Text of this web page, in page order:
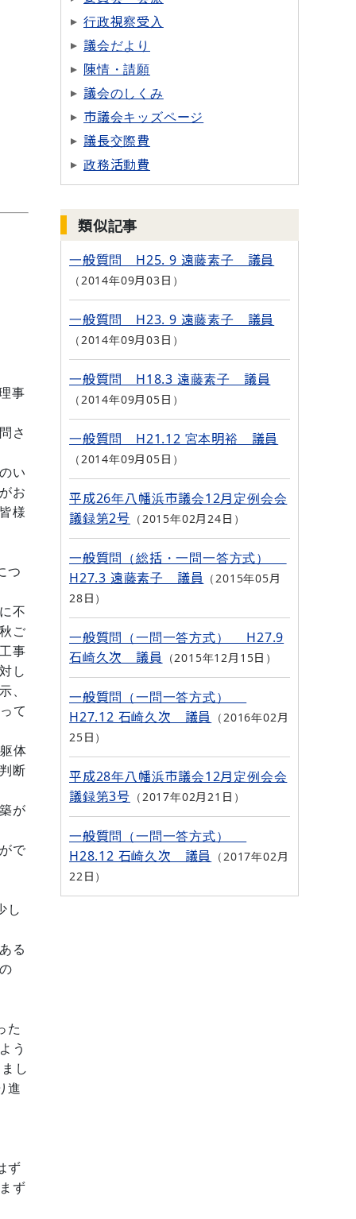
事
さ
い
お
様
つ
不
ご
事
し
、
て
体
断
が
で
し
る
た
う
し
進
ず
ず
行政視察受入
議会だより
陳情・請願
議会のしくみ
市議会キッズページ
議長交際費
政務活動費
類似記事
一般質問 H25. 9 遠藤素子 議員
2014年09月03日
一般質問 H23. 9 遠藤素子 議員
2014年09月03日
一般質問 H18.3 遠藤素子 議員
2014年09月05日
一般質問 H21.12 宮本明裕 議員
2014年09月05日
平成26年八幡浜市議会12月定例会会
議録第2号
2015年02月24日
一般質問（総括・一問一答方式）
H27.3 遠藤素子 議員
2015年05月
28日
一般質問（一問一答方式） H27.9
石崎久次 議員
2015年12月15日
一般質問（一問一答方式）
H27.12 石崎久次 議員
2016年02月
25日
平成28年八幡浜市議会12月定例会会
議録第3号
2017年02月21日
一般質問（一問一答方式）
H28.12 石崎久次 議員
2017年02月
22日